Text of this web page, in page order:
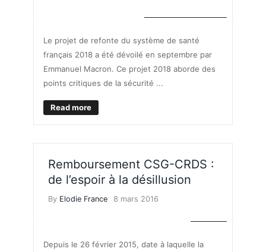
Le projet de refonte du système de santé
français 2018 a été dévoilé en septembre par
Emmanuel Macron. Ce projet 2018 aborde des
points critiques de la sécurité ...
Read more
Remboursement CSG-CRDS :
de l’espoir à la désillusion
By Elodie France 8 mars 2016
Depuis le 26 février 2015, date à laquelle la